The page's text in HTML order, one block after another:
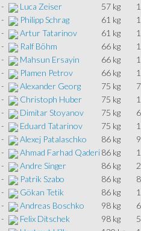
-
Luca Zeiser 57 kg
-
Philipp Schrag 61 kg
-
Artur Tatarinov 61 kg
-
Ralf Böhm 66 kg 1
-
Mahsun Ersayin 66 kg
-
Plamen Petrov 66 kg
-
Alexander Georg 75 kg 7
-
Christoph Huber 75 kg 1
-
Dimitar Stoyanov 75 kg 6
-
Eduard Tatarinov 75 kg
-
Alexej Patalaschko 86 kg 9
-
Ahmad Farhad Qaderi 86 kg 1
-
Andre Singer 86 kg 2
-
Patrik Szabo 86 kg 8
-
Gökan Tetik 86 kg
-
Andreas Boschko 98 kg 6
-
Felix Ditschek 98 kg 5